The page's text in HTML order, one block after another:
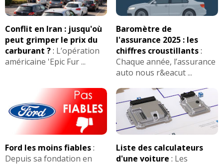
Conflit en Iran : jusqu'où
peut grimper le prix du
carburant ?: L’opération
américaine 'Epic Fur ...
Baromètre de
l'assurance 2025 : les
chiffres croustillants:
Chaque année, l’assurance
auto nous r&eacut ...
Ford les moins fiables:
Depuis sa fondation en
Liste des calculateurs
d'une voiture : Les